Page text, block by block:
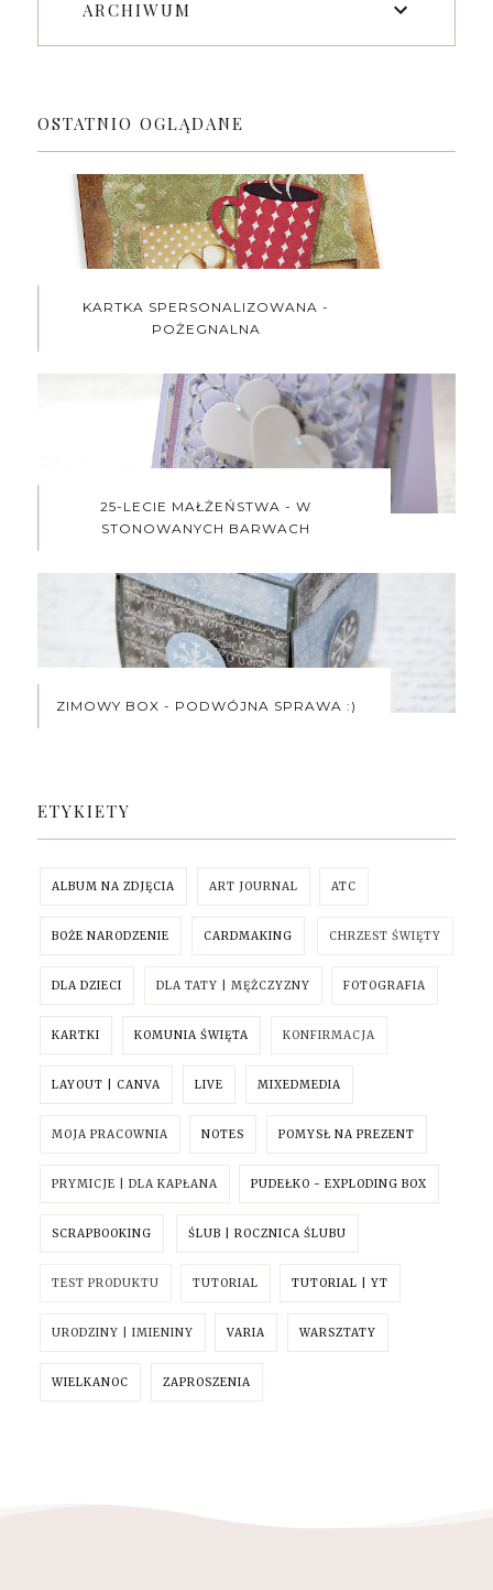
ARCHIWUM
OSTATNIO OGLĄDANE
KARTKA SPERSONALIZOWANA -
POŻEGNALNA
25-LECIE MAŁŻEŃSTWA - W
STONOWANYCH BARWACH
ZIMOWY BOX - PODWÓJNA SPRAWA :)
ETYKIETY
ALBUM NA ZDJĘCIA ART JOURNAL ATC
BOŻE NARODZENIE CARDMAKING CHRZEST ŚWIĘTY
DLA DZIECI DLA TATY | MĘŻCZYZNY FOTOGRAFIA
KARTKI KOMUNIA ŚWIĘTA KONFIRMACJA
LAYOUT | CANVA LIVE MIXEDMEDIA
MOJA PRACOWNIA NOTES POMYSŁ NA PREZENT
PRYMICJE | DLA KAPŁANA PUDEŁKO - EXPLODING BOX
SCRAPBOOKING ŚLUB | ROCZNICA ŚLUBU
TEST PRODUKTU TUTORIAL TUTORIAL | YT
URODZINY | IMIENINY VARIA WARSZTATY
WIELKANOC ZAPROSZENIA